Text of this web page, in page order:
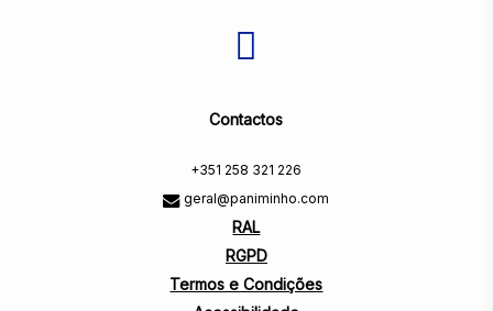
Contactos
+351 258 321 226
geral@paniminho.com
RAL
RGPD
Termos e Condições